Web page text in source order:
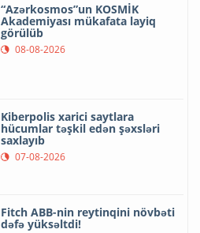
“Azərkosmos”un KOSMİK
Akademiyası mükafata layiq
görülüb
08-08-2026
Kiberpolis xarici saytlara
hücumlar təşkil edən şəxsləri
saxlayıb
07-08-2026
Fitch ABB-nin reytinqini növbəti
dəfə yüksəltdi!